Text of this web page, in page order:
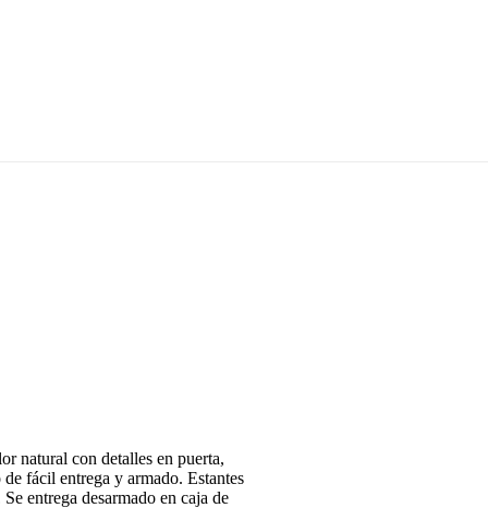
natural con detalles en puerta,
fácil entrega y armado. Estantes
entrega desarmado en caja de